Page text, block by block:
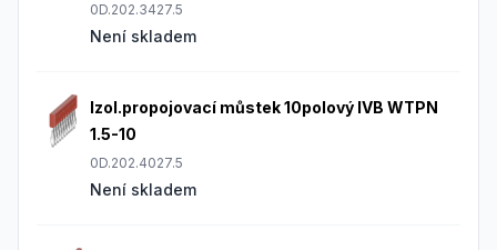
0D.202.3427.5
Není skladem
Izol.propojovací můstek 10polový IVB WTPN
1.5-10
0D.202.4027.5
Není skladem